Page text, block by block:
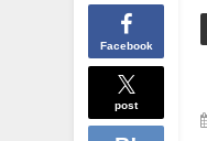
Facebook
post